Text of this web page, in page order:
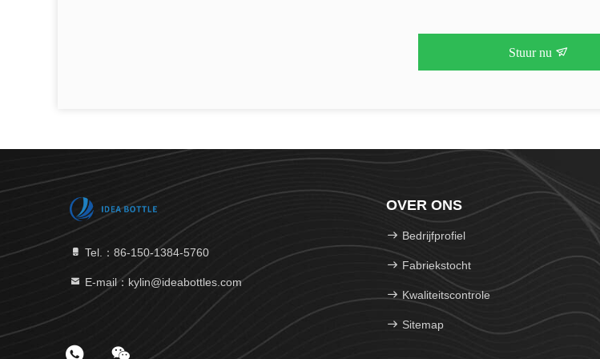
Stuur nu
Tel.：86-150-1384-5760
E-mail：kylin@ideabottles.com
OVER ONS
Bedrijfprofiel
Fabriekstocht
Kwaliteitscontrole
Sitemap